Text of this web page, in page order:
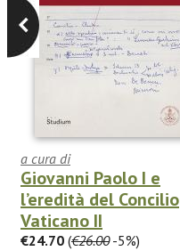
a cura di
Giovanni Paolo I e
l’eredità del Concilio
Vaticano II
€24.70 (€26.00-5%)